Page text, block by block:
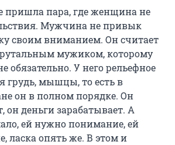
пара, где женщина не
Мужчина не привык
своим вниманием. Он считает
мужиком, которому
обязательно. У него рельефное
грудь, мышцы, то есть в
он в полном порядке. Он
он деньги зарабатывает. А
ей нужно понимание, ей
ласка опять же. В этом и